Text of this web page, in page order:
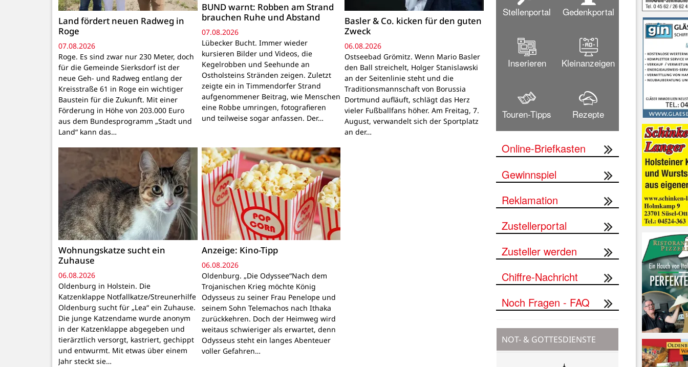
Land fördert neuen Radweg in
Roge
07.08.2026
Roge. Es sind zwar nur 230 Meter, doch
für die Gemeinde Sierksdorf ist der
neue Geh- und Radweg entlang der
Kreisstraße 61 in Roge ein wichtiger
Baustein für die Zukunft. Mit einer
Förderung in Höhe von 203.000 Euro
aus dem Bundesprogramm „Stadt und
Land“ kann das…
BUND warnt: Robben am Strand
brauchen Ruhe und Abstand
07.08.2026
Lübecker Bucht. Immer wieder
kursieren Bilder und Videos, die
Kegelrobben und Seehunde an
Ostholsteins Stränden zeigen. Zuletzt
zeigte ein in Timmendorfer Strand
aufgenommener Beitrag, wie Menschen
eine Robbe umringen, fotografieren
und teilweise sogar anfassen. Der…
Basler & Co. kicken für den guten
Zweck
06.08.2026
Ostseebad Grömitz. Wenn Mario Basler
den Ball streichelt, Holger Stanislawski
an der Seitenlinie steht und die
Traditionsmannschaft von Borussia
Dortmund aufläuft, schlägt das Herz
vieler Fußballfans höher. Am Freitag, 7.
August, verwandelt sich der Sportplatz
an der…
Wohnungskatze sucht ein
Zuhause
06.08.2026
Oldenburg in Holstein. Die
Katzenklappe Notfallkatze/Streunerhilfe
Oldenburg sucht für „Lea“ ein Zuhause.
Die junge Katzendame wurde anonym
in der Katzenklappe abgegeben und
tierärztlich versorgt, kastriert, gechippt
und entwurmt. Mit etwas über einem
Jahr steckt sie…
Anzeige: Kino-Tipp
06.08.2026
Oldenburg. „Die Odyssee“Nach dem
Trojanischen Krieg möchte König
Odysseus zu seiner Frau Penelope und
seinem Sohn Telemachos nach Ithaka
zurückkehren. Doch der Heimweg wird
weitaus schwieriger als erwartet, denn
Odysseus steht ein langes Abenteuer
voller Gefahren…
Stellenportal Gedenkportal
Inserieren Kleinanzeigen
Touren-Tipps Rezepte
Online-Briefkasten
Gewinnspiel
Reklamation
Zustellerportal
Zusteller werden
Chiffre-Nachricht
Noch Fragen - FAQ
NOT- & GOTTESDIENSTE